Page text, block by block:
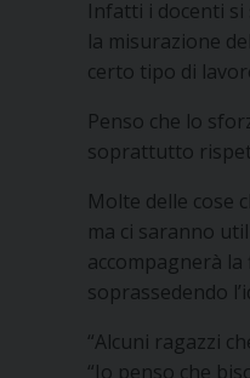
Infatti i docenti si
la misurazione
certo tipo di
Penso che lo
soprattutto
Molte delle cose
ma ci saranno
accompagnerà
soprassedendo
“Alcuni ragazzi
“Io penso che